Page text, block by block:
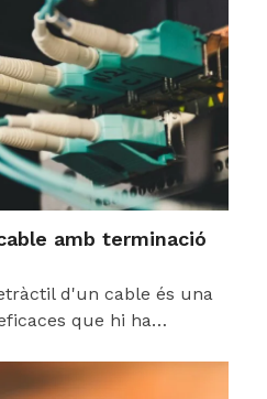
amb terminació
d'un cable és una
que hi ha…